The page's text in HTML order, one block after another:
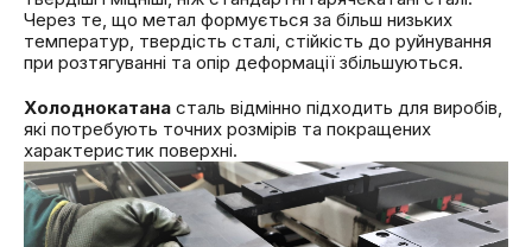
Через те, що метал формується за більш низьких
температур, твердість сталі, стійкість до руйнування
при розтягуванні та опір деформації збільшуються.
Холоднокатана сталь відмінно підходить для виробів,
які потребують точних розмірів та покращених
характеристик поверхні.